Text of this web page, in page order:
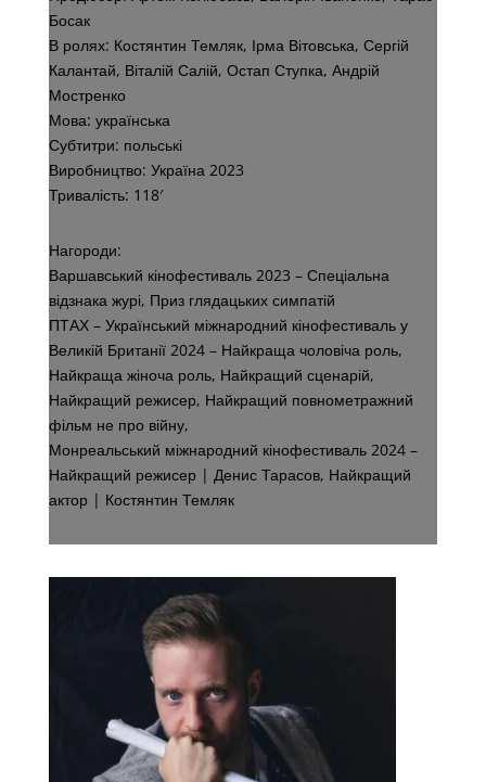
Босак
В ролях: Костянтин Темляк, Ірма Вітовська, Сергій
Калантай, Віталій Салій, Остап Ступка, Андрій
Мостренко
Мова: українська
Субтитри: польські
Виробництво: Україна 2023
Тривалість: 118′
Нагороди:
Варшавський кінофестиваль 2023 – Спеціальна
відзнака журі, Приз глядацьких симпатій
ПТАХ – Український міжнародний кінофестиваль у
Великій Британії 2024 – Найкраща чоловіча роль,
Найкраща жіноча роль, Найкращий сценарій,
Найкращий режисер, Найкращий повнометражний
фільм не про війну,
Монреальський міжнародний кінофестиваль 2024 –
Найкращий режисер | Денис Тарасов, Найкращий
актор | Костянтин Темляк